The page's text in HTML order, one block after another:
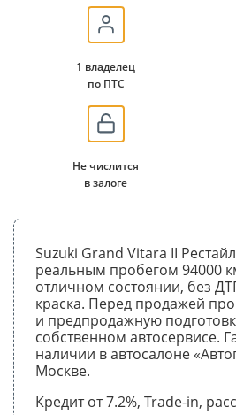
1 владелец
по ПТС
Не числится
в залоге
Suzuki Grand Vitara II
реальным пробегом 94000
отличном состоянии, без
краска. Перед продажей
и предпродажную
собственном автосервисе.
наличии в автосалоне
Москве.
Кредит от 7.2%, Trade-in,